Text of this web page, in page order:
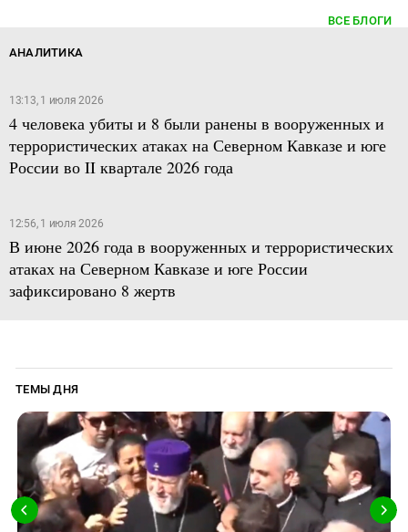
ВСЕ БЛОГИ
АНАЛИТИКА
13:13, 1 июля 2026
4 человека убиты и 8 были ранены в вооруженных и
террористических атаках на Северном Кавказе и юге
России во II квартале 2026 года
12:56, 1 июля 2026
В июне 2026 года в вооруженных и террористических
атаках на Северном Кавказе и юге России
зафиксировано 8 жертв
ТЕМЫ ДНЯ